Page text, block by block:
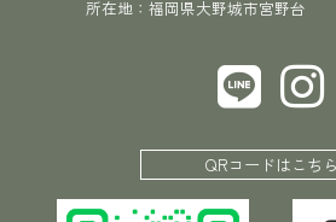
所在地：福岡県大野城市宮野台
QRコードはこちら